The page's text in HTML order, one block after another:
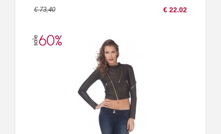
€ 73,40 € 22.02